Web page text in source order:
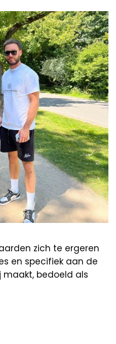
zich te ergeren
en specifiek aan de
maakt, bedoeld als